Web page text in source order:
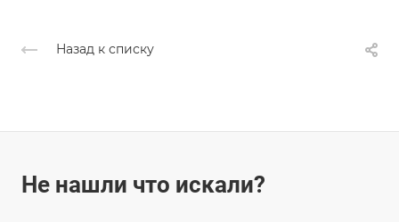
Назад к списку
Не нашли что искали?